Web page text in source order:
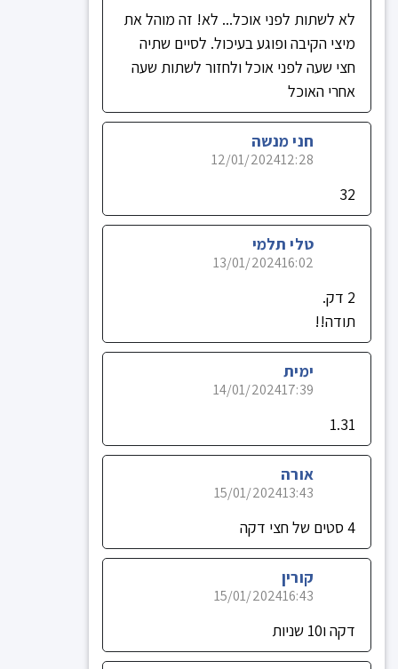
לא לשתות לפני אוכל... לא! זה מוהל את
מיצי הקיבה ופוגע בעיכול. לסיים שתיה
חצי שעה לפני אוכל ולחזור לשתות שעה
אחרי האוכל
חני מנשה
12:28
12/01/2024
32
טלי תלמי
16:02
13/01/2024
2 דק.
תודה!!
ימית
17:39
14/01/2024
1.31
אורה
13:43
15/01/2024
4 סטים של חצי דקה
קורין
16:43
15/01/2024
דקה ו10 שניות